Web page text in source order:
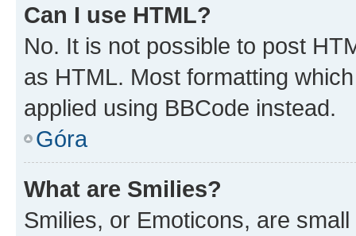
Can I use HTML?
No. It is not possible to post
as HTML. Most formatting
applied using BBCode instead.
Góra
What are Smilies?
Smilies, or Emoticons, are